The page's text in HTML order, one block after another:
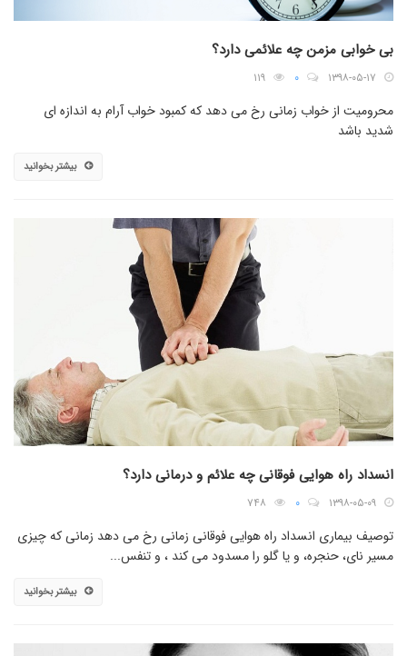
بی خوابی مزمن چه علائمی دارد؟
۱۳۹۸-۰۵-۱۷ ۰ ۱۱۹
محرومیت از خواب زمانی رخ می دهد که کمبود خواب آرام به اندازه ای
شدید باشد
بیشتر بخوانید
انسداد راه هوایی فوقانی چه علائم و درمانی دارد؟
۱۳۹۸-۰۵-۰۹ ۰ ۷۴۸
توصیف بیماری انسداد راه هوایی فوقانی زمانی رخ می دهد زمانی که چیزی
مسیر نای، حنجره، و یا گلو را مسدود می کند ، و تنفس...
بیشتر بخوانید